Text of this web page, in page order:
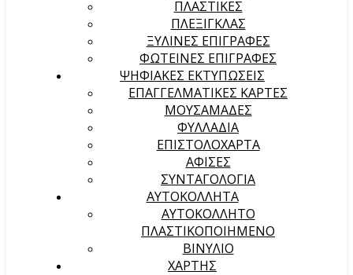
ΠΛΑΣΤΙΚΕΣ
ΠΛΕΞΙΓΚΛΑΣ
ΞΥΛΙΝΕΣ ΕΠΙΓΡΑΦΕΣ
ΦΩΤΕΙΝΕΣ ΕΠΙΓΡΑΦΕΣ
ΨΗΦΙΑΚΕΣ ΕΚΤΥΠΩΣΕΙΣ
ΕΠΑΓΓΕΛΜΑΤΙΚΕΣ ΚΑΡΤΕΣ
ΜΟΥΣΑΜΑΔΕΣ
ΦΥΛΛΑΔΙΑ
ΕΠΙΣΤΟΛΟΧΑΡΤΑ
ΑΦΙΣΕΣ
ΣΥΝΤΑΓΟΛΟΓΙΑ
ΑΥΤΟΚΟΛΛΗΤΑ
ΑΥΤΟΚΟΛΛΗΤΟ
ΠΛΑΣΤΙΚΟΠΟΙΗΜΕΝΟ
ΒΙΝΥΛΙΟ
ΧΑΡΤΗΣ